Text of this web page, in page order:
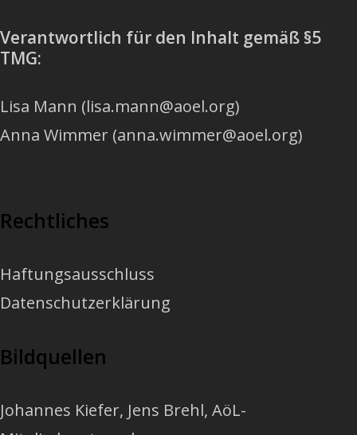
Verantwortlich für den Inhalt gemäß §5
TMG:
Lisa Mann (lisa.mann@aoel.org)
Anna Wimmer (anna.wimmer@aoel.org)
Rechtliches
Haftungsausschluss
Datenschutzerklärung
Bildquellen
Johannes Kiefer, Jens Brehl, AöL-